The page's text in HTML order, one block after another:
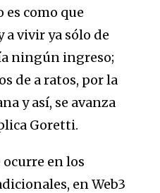
es como que
a vivir ya sólo de
ningún ingreso;
de a ratos, por la
y así, se avanza
Goretti.
en los
en Web3